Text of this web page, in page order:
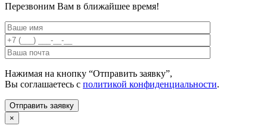
Перезвоним Вам в ближайшее время!
Нажимая на кнопку “Отправить заявку”,
Вы соглашаетесь с политикой конфиденциальности.
×